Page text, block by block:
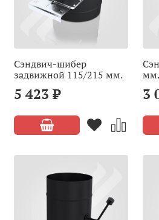
Сэндвич-шибер
задвижной 115/215 мм.
5 423 ₽
мм.
3